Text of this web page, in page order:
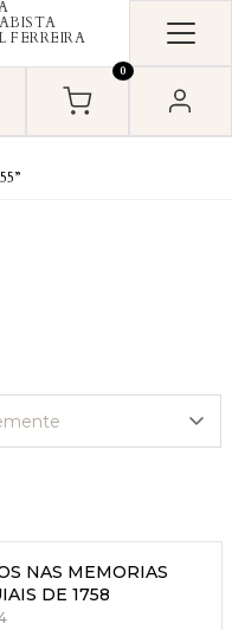
FERREIRA
0
NAS MEMORIAS
DE 1758